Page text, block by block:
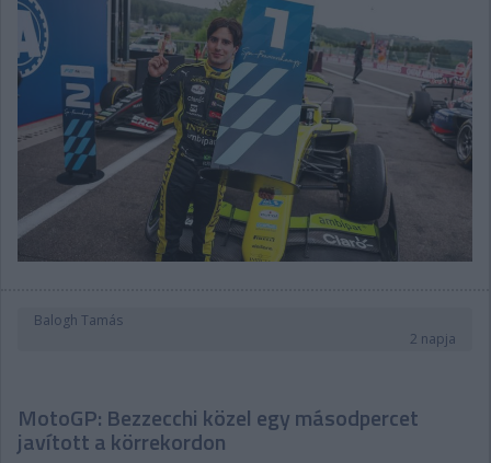
Balogh Tamás
2 napja
MotoGP: Bezzecchi közel egy másodpercet
javított a körrekordon